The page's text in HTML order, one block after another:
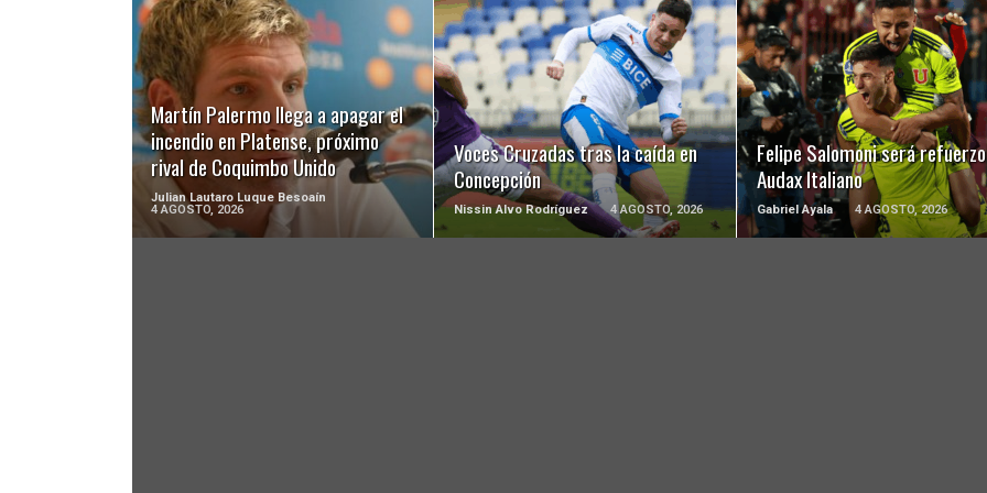
Martín Palermo llega a apagar el
incendio en Platense, próximo
rival de Coquimbo Unido
Julian Lautaro Luque Besoaín
4 AGOSTO, 2026
LEER MÁS
Voces Cruzadas tras la caída en
Concepción
Nissin Alvo Rodríguez 4 AGOSTO, 2026
LEER MÁS
Felipe Salomoni será
Audax Italiano
Gabriel Ayala 4 AGOSTO, 2026
LEER MÁS